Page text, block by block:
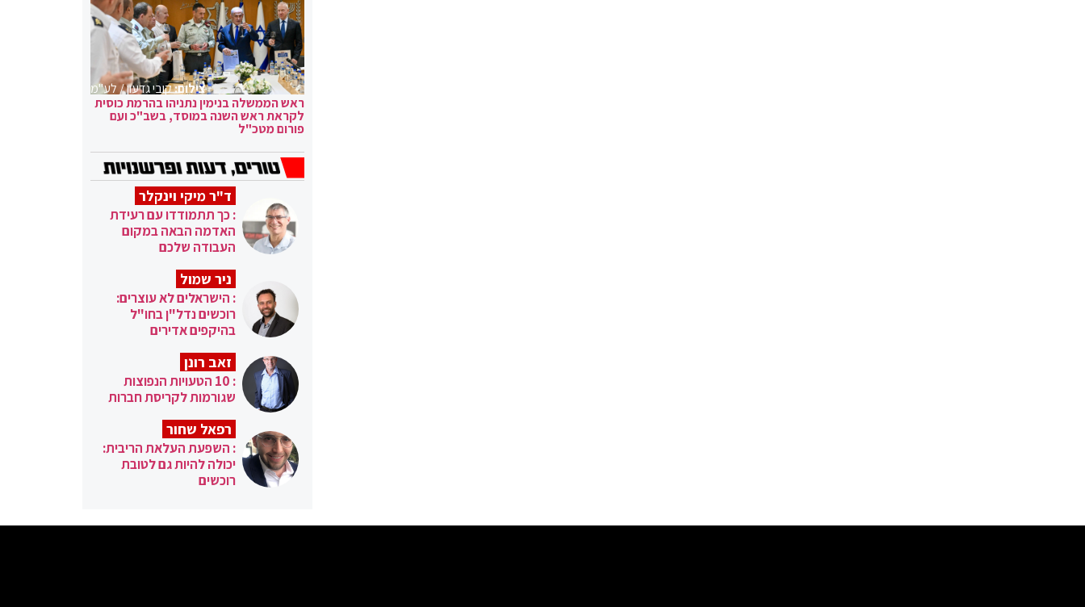
צילום:קובי גדעון / לע"מ
ראש הממשלה בנימין נתניהו בהרמת כוסית
לקראת ראש השנה במוסד, בשב"כ ועם
פורום מטכ"ל
ד"ר מיקי וינקלר
: כך תתמודדו עם רעידת
האדמה הבאה במקום
העבודה שלכם
ניר שמול
: הישראלים לא עוצרים:
רוכשים נדל"ן בחו"ל
בהיקפים אדירים
זאב רונן
: 10 הטעויות הנפוצות
שגורמות לקריסת חברות
רפאל שחור
: השפעת העלאת הריבית:
יכולה להיות גם לטובת
רוכשים